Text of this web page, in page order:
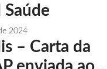
Saúde
2024
– Carta da